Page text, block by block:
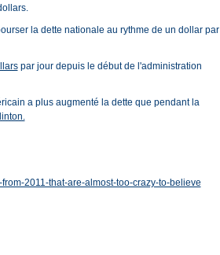
la dette nationale au rythme de un dollar par
par jour depuis le début de l'administration
a plus augmenté la dette que pendant la
2011-that-are-almost-too-crazy-to-believe